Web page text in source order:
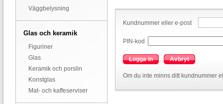
Väggbelysning
Glas och keramik
Figuriner
Glas
Keramik och porslin
Konstglas
Mat- och kaffeserviser
Kundnummer eller e-post
PIN-kod
Logga in Avbryt
Om du inte minns ditt kundnummer